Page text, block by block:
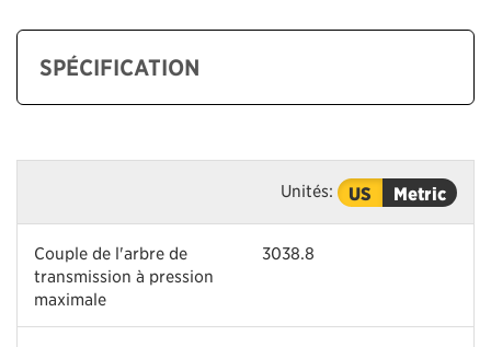
SPÉCIFICATION
Unités: US Metric
Couple de l'arbre de
transmission à pression
maximale
3038.8